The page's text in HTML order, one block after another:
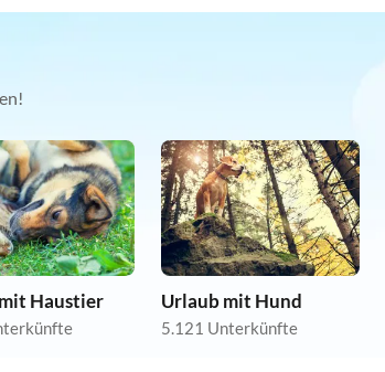
Haustier Urlaub mit Hund
5.121 Unterkünfte